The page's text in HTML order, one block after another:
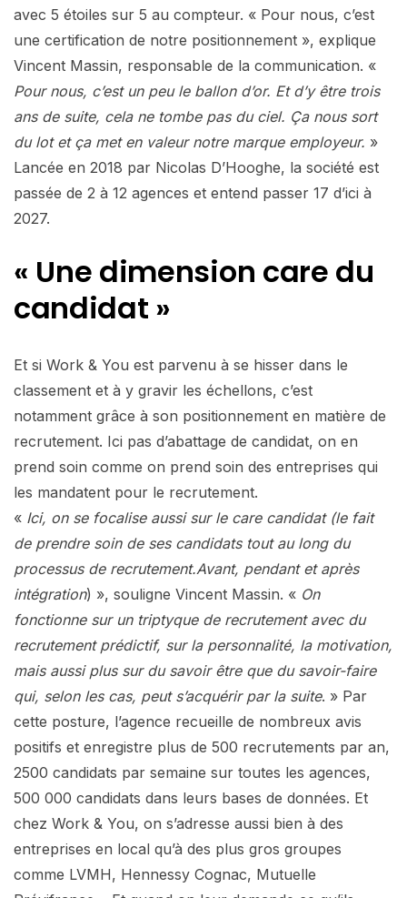
avec 5 étoiles sur 5 au compteur. « Pour nous, c’est
une certification de notre positionnement », explique
Vincent Massin, responsable de la communication. «
Pour nous, c’est un peu le ballon d’or. Et d’y être trois
ans de suite, cela ne tombe pas du ciel. Ça nous sort
du lot et ça met en valeur notre marque employeur. »
Lancée en 2018 par Nicolas D’Hooghe, la société est
passée de 2 à 12 agences et entend passer 17 d’ici à
2027.
« Une dimension care du
candidat »
Et si Work & You est parvenu à se hisser dans le
classement et à y gravir les échellons, c’est
notamment grâce à son positionnement en matière de
recrutement. Ici pas d’abattage de candidat, on en
prend soin comme on prend soin des entreprises qui
les mandatent pour le recrutement.
« Ici, on se focalise aussi sur le care candidat (le fait
de prendre soin de ses candidats tout au long du
processus de recrutement.Avant, pendant et après
intégration) », souligne Vincent Massin. « On
fonctionne sur un triptyque de recrutement avec du
recrutement prédictif, sur la personnalité, la motivation,
mais aussi plus sur du savoir être que du savoir-faire
qui, selon les cas, peut s’acquérir par la suite. » Par
cette posture, l’agence recueille de nombreux avis
positifs et enregistre plus de 500 recrutements par an,
2500 candidats par semaine sur toutes les agences,
500 000 candidats dans leurs bases de données. Et
chez Work & You, on s’adresse aussi bien à des
entreprises en local qu’à des plus gros groupes
comme LVMH, Hennessy Cognac, Mutuelle